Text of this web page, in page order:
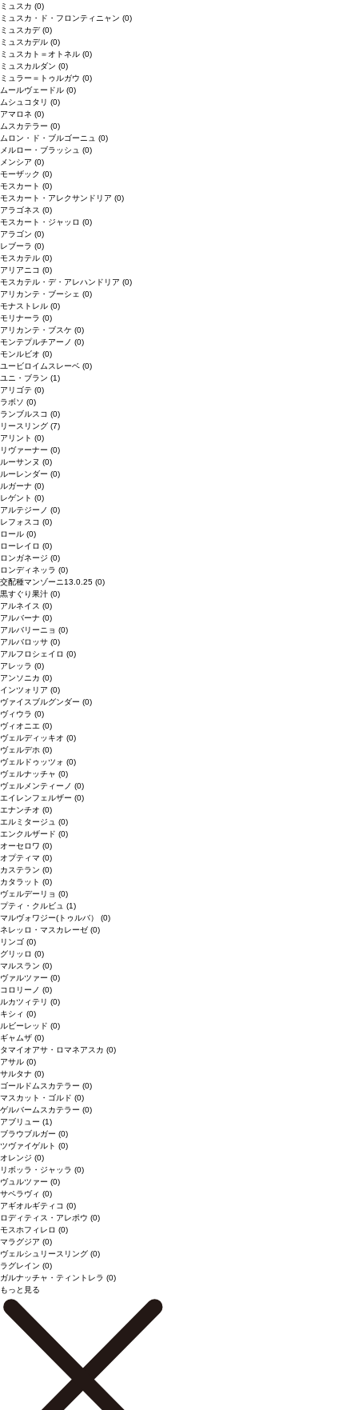
ミュスカ (0)
ミュスカ・ド・フロンティニャン (0)
ミュスカデ(0)
ミュスカデル (0)
ミュスカト＝オトネル (0)
ミュスカルダン (0)
ミュラー＝トゥルガウ (0)
ムールヴェードル (0)
ムシュコタリ (0)
アマロネ (0)
ムスカテラー (0)
ムロン・ド・ブルゴーニュ (0)
メルロー・ブラッシュ (0)
メンシア (0)
モーザック (0)
モスカート (0)
モスカート・アレクサンドリア (0)
アラゴネス (0)
モスカート・ジャッロ (0)
アラゴン (0)
レブーラ (0)
モスカテル (0)
アリアニコ (0)
モスカテル・デ・アレハンドリア (0)
アリカンテ・ブーシェ (0)
モナストレル (0)
モリナーラ (0)
アリカンテ・ブスケ (0)
モンテプルチアーノ (0)
モンルビオ (0)
ユービロイムスレーベ (0)
ユニ・ブラン (1)
アリゴテ (0)
ラボソ (0)
ランブルスコ (0)
リースリング (7)
アリント (0)
リヴァーナー (0)
ルーサンヌ (0)
ルーレンダー (0)
ルガーナ (0)
レゲント (0)
アルテジーノ (0)
レフォスコ (0)
ロール (0)
ローレイロ (0)
ロンガネージ (0)
ロンディネッラ (0)
交配種マンゾーニ13.0.25 (0)
黒すぐり果汁 (0)
アルネイス (0)
アルバーナ (0)
アルバリーニョ (0)
アルバロッサ (0)
アルフロシェイロ (0)
アレッラ (0)
アンソニカ (0)
インツォリア (0)
ヴァイスブルグンダー (0)
ヴィウラ (0)
ヴィオニエ (0)
ヴェルディッキオ (0)
ヴェルデホ (0)
ヴェルドゥッツォ (0)
ヴェルナッチャ (0)
ヴェルメンティーノ (0)
エイレンフェルザー (0)
エナンチオ (0)
エルミタージュ (0)
エンクルザード (0)
オーセロワ (0)
オプティマ (0)
カステラン (0)
カタラット (0)
ヴェルデーリョ (0)
プティ・クルビュ (1)
マルヴォワジー(トゥルバ） (0)
ネレッロ・マスカレーゼ (0)
リンゴ (0)
グリッロ (0)
マルスラン (0)
ヴァルツァー (0)
コロリーノ (0)
ルカツィテリ (0)
キシィ (0)
ルビーレッド (0)
ギャムザ (0)
タマイオアサ・ロマネアスカ (0)
アサル (0)
サルタナ (0)
ゴールドムスカテラー (0)
マスカット・ゴルド (0)
ゲルバームスカテラー (0)
アブリュー (1)
ブラウブルガー (0)
ツヴァイゲルト (0)
オレンジ (0)
リボッラ・ジャッラ (0)
ヴュルツァー (0)
サペラヴィ (0)
アギオルギティコ (0)
ロディティス・アレポウ (0)
モスホフィレロ (0)
マラグジア (0)
ヴェルシュリースリング (0)
ラグレイン (0)
ガルナッチャ・ティントレラ (0)
もっと見る